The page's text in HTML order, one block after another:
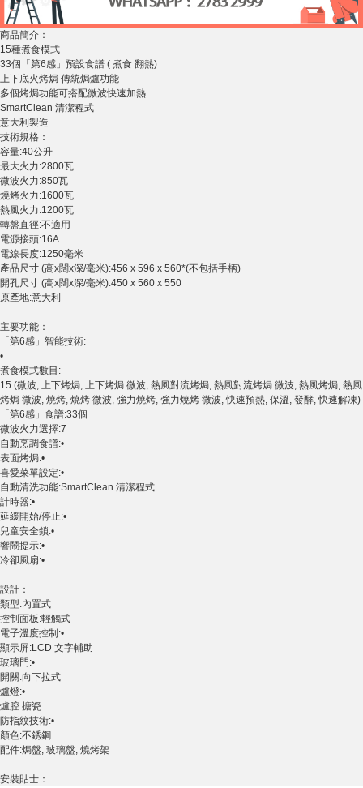
商品簡介：
15種煮食模式
33個「第6感」預設食譜 ( 煮食 翻熱)
上下底火烤焗 傳統焗爐功能
多個烤焗功能可搭配微波快速加熱
SmartClean 清潔程式
意大利製造
技術規格：
容量:40公升
最大火力:2800瓦
微波火力:850瓦
燒烤火力:1600瓦
熱風火力:1200瓦
轉盤直徑:不適用
電源接頭:16A
電線長度:1250毫米
產品尺寸 (高x闊x深/毫米):456 x 596 x 560*(不包括手柄)
開孔尺寸 (高x闊x深/毫米):450 x 560 x 550
原產地:意大利
主要功能：
「第6感」智能技術:
•
煮食模式數目:
15 (微波, 上下烤焗, 上下烤焗 微波, 熱風對流烤焗, 熱風對流烤焗 微波, 熱風烤焗, 熱風
烤焗 微波, 燒烤, 燒烤 微波, 強力燒烤, 強力燒烤 微波, 快速預熱, 保溫, 發酵, 快速解凍)
「第6感」食譜:33個
微波火力選擇:7
自動烹調食譜:•
表面烤焗:•
喜愛菜單設定:•
自動清洗功能:SmartClean 清潔程式
計時器:•
延緩開始/停止:•
兒童安全鎖:•
響鬧提示:•
冷卻風扇:•
設計：
類型:內置式
控制面板:輕觸式
電子溫度控制:•
顯示屏:LCD 文字輔助
玻璃門:•
開關:向下拉式
爐燈:•
爐腔:搪瓷
防指紋技術:•
顏色:不銹鋼
配件:焗盤, 玻璃盤, 燒烤架
安裝貼士：